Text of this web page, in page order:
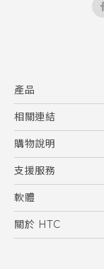
產品
5G
智慧型手機
配件
相關連結
HTC Research
購物說明
購物須知
訂單管理
付款方式
支援服務
到府收送維修服務
服務中心資訊
客戶服務佈告欄
軟體
應用程式
關於 HTC